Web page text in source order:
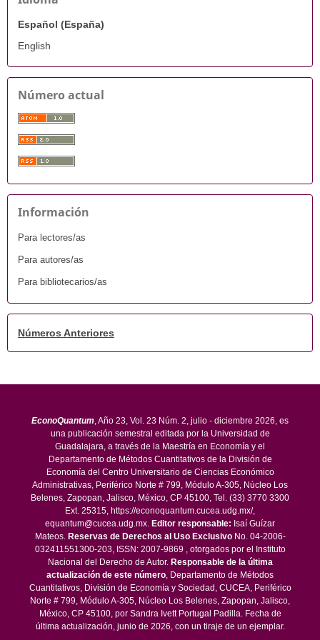
Español (España)
English
Número actual
Información
Para lectores/as
Para autores/as
Para bibliotecarios/as
Números Anteriores
EconoQuantum , Año 23, Vol. 23 Núm. 2, julio - diciembre 2026, es
una publicación semestral editada por la Universidad de
Guadalajara, a través de la Maestría en Economía y el
Departamento de Métodos Cuantitativos de la División de
Economía del Centro Universitario de Ciencias Económico
Administrativas, Periférico Norte # 799, Módulo A-305, Núcleo Los
Belenes, Zapopan, Jalisco, México, CP 45100, Tel. (33) 3770 3300
Ext. 25315, https://econoquantum.cucea.udg.mx/,
equantum@cucea.udg.mx. Editor responsable: Isaí Guízar
Mateos. Reservas de Derechos al Uso ExclusivoNo. 04-2006-
032411551300-203, ISSN: 2007-9869 , otorgados por el Instituto
Nacional del Derecho de Autor. Responsable de la última
actualización de este número , Departamento de Métodos
Cuantitativos, División de Economía y Sociedad, CUCEA, Periférico
Norte # 799, Módulo A-305, Núcleo Los Belenes, Zapopan, Jalisco,
México, CP 45100, por Sandra Ivett Portugal Padilla. Fecha de
última actualización, junio de 2026, con un tiraje de un ejemplar.